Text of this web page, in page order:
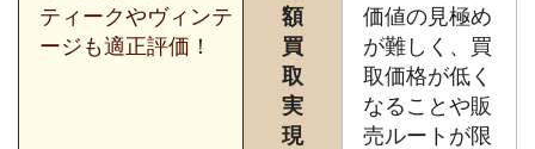
ティークやヴィンテ
ージも適正評価！
額
買
取
実
現
価値の見極め
が難しく、買
取価格が低く
なることや販
売ルートが限